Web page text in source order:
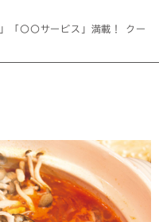
「〇〇サービス」満載！ クー